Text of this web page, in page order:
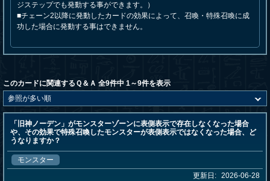
ジステップでも発動する事ができます。）
■チェーン2以降に発動したカードの効果によって、召喚・特殊召喚に成
功した場合に発動する事はできません。
このカードに関連するＱ＆Ａ 全9件中 1～9件を表示
「旧神ノーデン」がモンスターゾーンに表側表示で存在しなくなった場合
や、その効果で特殊召喚したモンスターが表側表示ではなくなった場合、ど
うなりますか？
モンスター
更新日: 2026-06-28